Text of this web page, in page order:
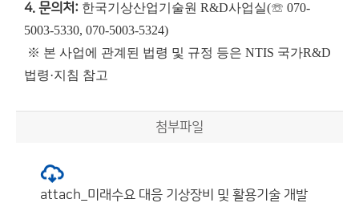
4. 문의처: 한국기상산업기술원 R&D사업실(☏ 070-
5003-5330, 070-5003-5324)
※ 본 사업에 관계된 법령 및 규정 등은 NTIS 국가R&D
법령·지침 참고
첨부파일
attach_미래수요 대응 기상장비 및 활용기술 개발